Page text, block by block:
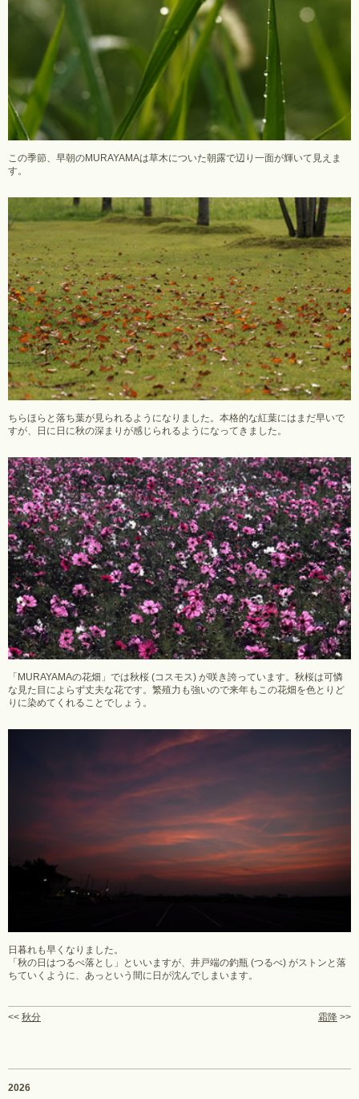
この季節、早朝のMURAYAMAは草木についた朝露で辺り一面が輝いて見えま
す。
ちらほらと落ち葉が見られるようになりました。本格的な紅葉にはまだ早いで
すが、日に日に秋の深まりが感じられるようになってきました。
「MURAYAMAの花畑」では秋桜 (コスモス) が咲き誇っています。秋桜は可憐
な見た目によらず丈夫な花です。繁殖力も強いので来年もこの花畑を色とりど
りに染めてくれることでしょう。
日暮れも早くなりました。
「秋の日はつるべ落とし」といいますが、井戸端の釣瓶 (つるべ) がストンと落
ちていくように、あっという間に日が沈んでしまいます。
<< 秋分 霜降 >>
2026